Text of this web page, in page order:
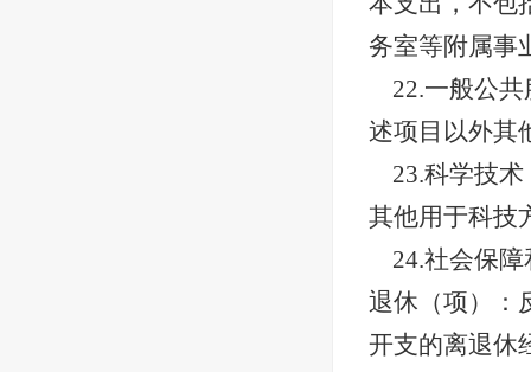
务室等附属事
22.一般公
述项目以外其
23.科学技
其他用于科技
24.社会保
退休（项）：
开支的离退休